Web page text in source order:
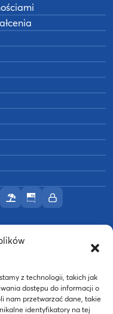
z technologii, takich jak
dostępu do informacji o
nam przetwarzać dane, takie
identyfikatory na tej
Facebook
w serwisie Instagram
w serwisie YouTube
Poznań w serwisie
AWF Poznań w
OśrodekBiuletynIntranet
w